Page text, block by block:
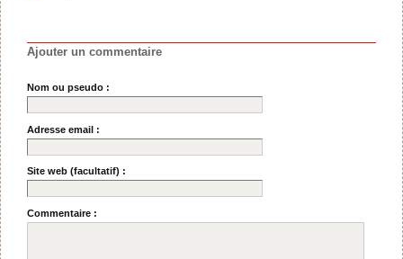
Ajouter un commentaire
Nom ou pseudo :
Adresse email :
Site web (facultatif) :
Commentaire :